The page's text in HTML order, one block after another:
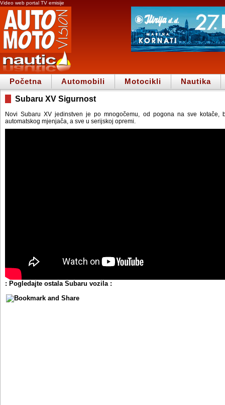
Video web portal TV emisije
Početna Automobili Motocikli Nautika
Subaru XV Sigurnost
Novi Subaru XV jedinstven je po mnogočemu, od pogona na sve kotače,
automatskog mjenjača, a sve u serijskoj opremi.
: Pogledajte ostala Subaru vozila :